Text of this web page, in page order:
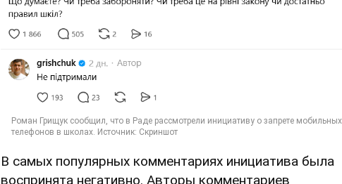
В самых популярных комментариях инициатива была
воспринята негативно. Авторы комментариев